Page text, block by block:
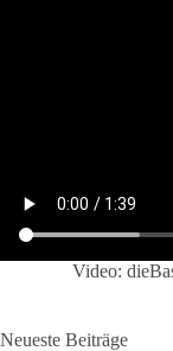
Video:
Neueste Beiträge